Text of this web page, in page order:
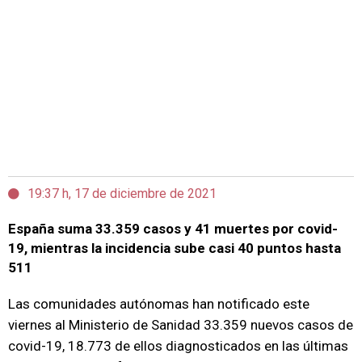
19:37 h, 17 de diciembre de 2021
España suma 33.359 casos y 41 muertes por covid-
19, mientras la incidencia sube casi 40 puntos hasta
511
Las comunidades autónomas han notificado este
viernes al Ministerio de Sanidad 33.359 nuevos casos de
covid-19, 18.773 de ellos diagnosticados en las últimas